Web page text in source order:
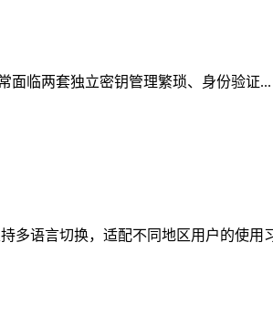
面临两套独立密钥管理繁琐、身份验证...
多语言切换，适配不同地区用户的使用